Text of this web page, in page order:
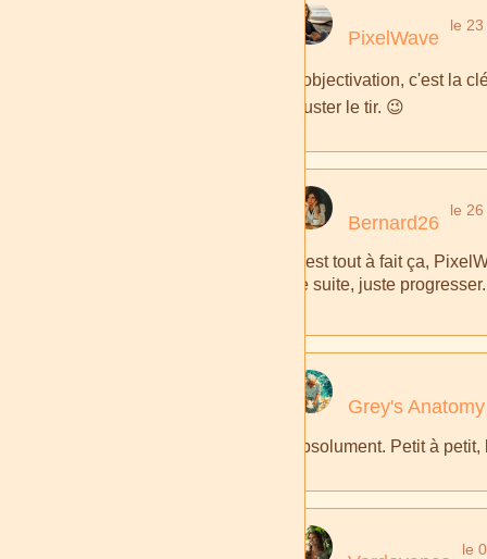
PixelWave
le
L'objectivation, c'est la
ajuster le tir. 😉
Bernard26
le
C'est tout à fait ça,
de suite, juste
Grey's Anatomy
Absolument. Petit à
le